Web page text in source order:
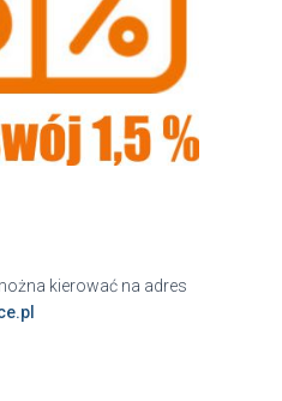
kierować na adres